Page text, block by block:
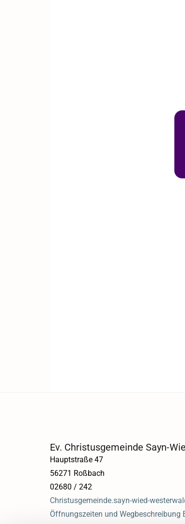
Ev. Christusgemeinde Sayn-
Hauptstraße 47
56271 Roßbach
02680 / 242
Christusgemeinde.sayn-wied-
Öffnungszeiten und Wegbeschreibung